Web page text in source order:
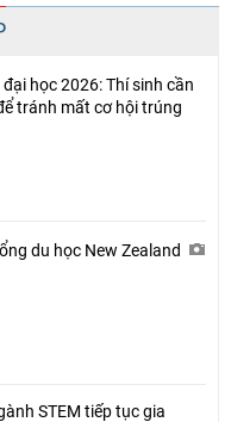
học 2026: Thí sinh cần
tránh mất cơ hội trúng
du học New Zealand
STEM tiếp tục gia